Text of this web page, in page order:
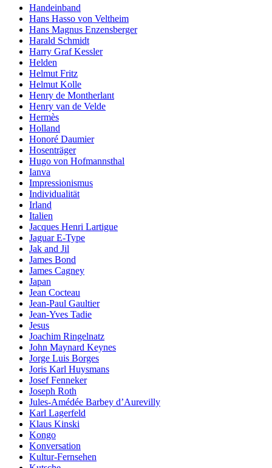
Handeinband
Hans Hasso von Veltheim
Hans Magnus Enzensberger
Harald Schmidt
Harry Graf Kessler
Helden
Helmut Fritz
Helmut Kolle
Henry de Montherlant
Henry van de Velde
Hermès
Holland
Honoré Daumier
Hosenträger
Hugo von Hofmannsthal
Ianva
Impressionismus
Individualität
Irland
Italien
Jacques Henri Lartigue
Jaguar E-Type
Jak and Jil
James Bond
James Cagney
Japan
Jean Cocteau
Jean-Paul Gaultier
Jean-Yves Tadie
Jesus
Joachim Ringelnatz
John Maynard Keynes
Jorge Luis Borges
Joris Karl Huysmans
Josef Fenneker
Joseph Roth
Jules-Amédée Barbey d’Aurevilly
Karl Lagerfeld
Klaus Kinski
Kongo
Konversation
Kultur-Fernsehen